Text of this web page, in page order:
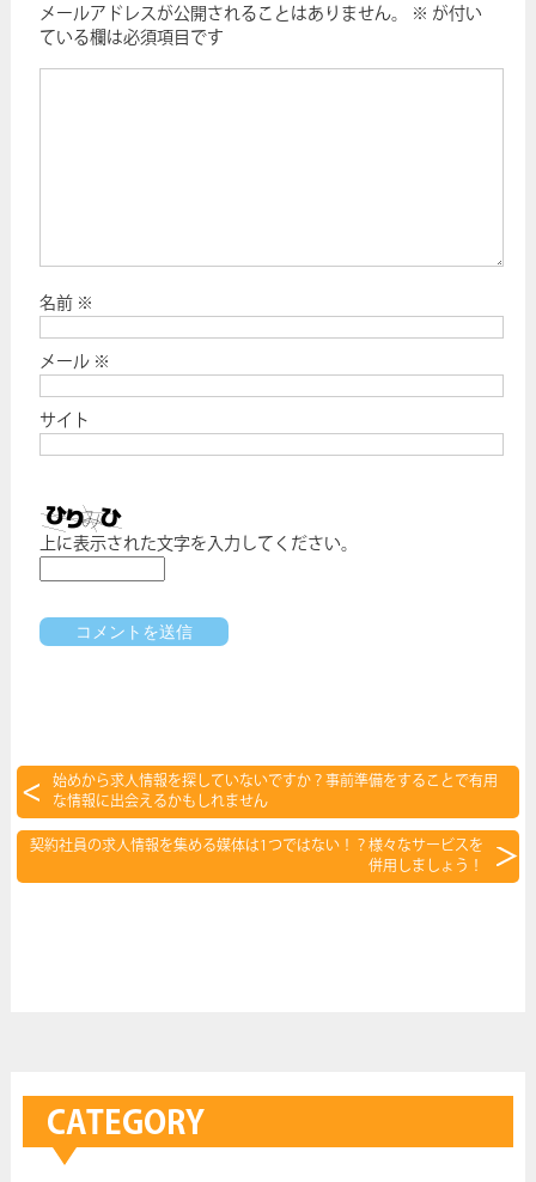
メールアドレスが公開されることはありません。 ※ が付い
ている欄は必須項目です
名前 ※
メール ※
サイト
上に表示された文字を入力してください。
始めから求人情報を探していないですか？事前準備をすることで有用
な情報に出会えるかもしれません
契約社員の求人情報を集める媒体は1つではない！？様々なサービスを
併用しましょう！
CATEGORY